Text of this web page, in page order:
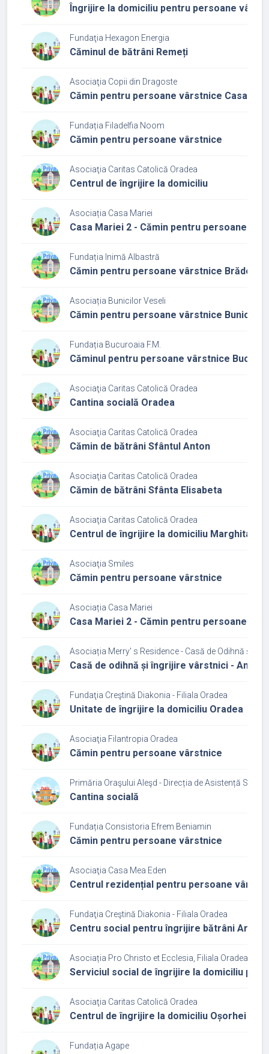
Îngrijire la domiciliu pentru persoane
Fundaţia Hexagon Energia
Căminul de bătrâni Remeți
Asociaţia Copii din Dragoste
Cămin pentru persoane vârstnice Casa
Fundația Filadelfia Noom
Cămin pentru persoane vârstnice
Asociaţia Caritas Catolică Oradea
Centrul de îngrijire la domiciliu
Asociația Casa Mariei
Casa Mariei 2 - Cămin pentru persoane
Fundația Inimă Albastră
Cămin pentru persoane vârstnice Brădet
Asociația Bunicilor Veseli
Cămin pentru persoane vârstnice Bunicii
Fundația Bucuroaia F.M.
Căminul pentru persoane vârstnice
Asociaţia Caritas Catolică Oradea
Cantina socială Oradea
Asociaţia Caritas Catolică Oradea
Cămin de bătrâni Sfântul Anton
Asociaţia Caritas Catolică Oradea
Cămin de bătrâni Sfânta Elisabeta
Asociaţia Caritas Catolică Oradea
Centrul de îngrijire la domiciliu Marghita
Asociaţia Smiles
Cămin pentru persoane vârstnice
Asociația Casa Mariei
Casa Mariei 2 - Cămin pentru persoane
Asociația Merry' s Residence - Casă de Odihnă și
Casă de odihnă și îngrijire vârstnici -
Fundaţia Creştină Diakonia - Filiala Oradea
Unitate de îngrijire la domiciliu Oradea
Asociaţia Filantropia Oradea
Cămin pentru persoane vârstnice
Primăria Oraşului Aleşd - Direcția de Asistență
Cantina socială
Fundația Consistoria Efrem Beniamin
Cămin pentru persoane vârstnice
Asociaţia Casa Mea Eden
Centrul rezidențial pentru persoane
Fundaţia Creştină Diakonia - Filiala Oradea
Centru social pentru îngrijire bătrâni
Asociația Pro Christo et Ecclesia, Filiala Oradea
Serviciul social de îngrijire la domiciliu
Asociaţia Caritas Catolică Oradea
Centrul de îngrijire la domiciliu Oșorhei
Fundația Agape